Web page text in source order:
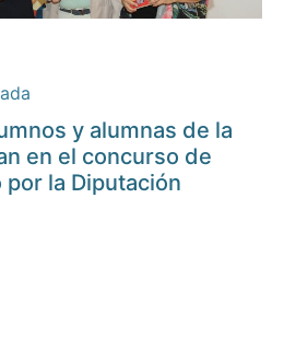
y alumnas de la
en el concurso de
la Diputación